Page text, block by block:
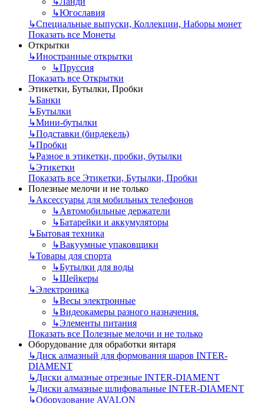
↳Югославия
↳Специальные выпуски, Коллекции, Наборы монет
Показать все Монеты
Открытки
↳Иностранные открытки
↳Пруссия
Показать все Открытки
Этикетки, Бутылки, Пробки
↳Банки
↳Бутылки
↳Мини-бутылки
↳Подставки (бирдекель)
↳Пробки
↳Разное в этикетки, пробки, бутылки
↳Этикетки
Показать все Этикетки, Бутылки, Пробки
Полезные мелочи и не только
↳Аксессуары для мобильных телефонов
↳Автомобильные держатели
↳Батарейки и аккумуляторы
↳Бытовая техника
↳Вакуумные упаковщики
↳Товары для спорта
↳Бутылки для воды
↳Шейкеры
↳Электроника
↳Весы электронные
↳Видеокамеры разного назначения.
↳Элементы питания
Показать все Полезные мелочи и не только
Оборудование для обработки янтаря
↳Диск алмазный для формования шаров INTER-
DIAMENT
↳Диски алмазные отрезные INTER-DIAMENT
↳Диски алмазные шлифовальные INTER-DIAMENT
↳Оборудование AVALON